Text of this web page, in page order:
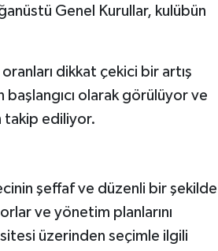
Genel Kurullar, kulübün
dikkat çekici bir artış
olarak görülüyor ve
takip ediliyor.
şeffaf ve düzenli bir şekilde
ve yönetim planlarını
üzerinden seçimle ilgili